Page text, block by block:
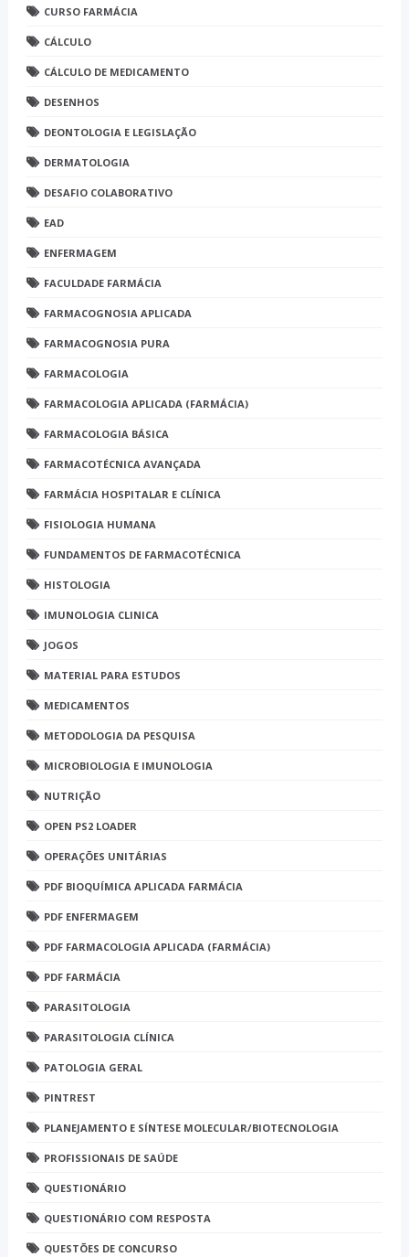
CURSO FARMÁCIA
CÁLCULO
CÁLCULO DE MEDICAMENTO
DESENHOS
DEONTOLOGIA E LEGISLAÇÃO
DERMATOLOGIA
DESAFIO COLABORATIVO
EAD
ENFERMAGEM
FACULDADE FARMÁCIA
FARMACOGNOSIA APLICADA
FARMACOGNOSIA PURA
FARMACOLOGIA
FARMACOLOGIA APLICADA (FARMÁCIA)
FARMACOLOGIA BÁSICA
FARMACOTÉCNICA AVANÇADA
FARMÁCIA HOSPITALAR E CLÍNICA
FISIOLOGIA HUMANA
FUNDAMENTOS DE FARMACOTÉCNICA
HISTOLOGIA
IMUNOLOGIA CLINICA
JOGOS
MATERIAL PARA ESTUDOS
MEDICAMENTOS
METODOLOGIA DA PESQUISA
MICROBIOLOGIA E IMUNOLOGIA
NUTRIÇÃO
OPEN PS2 LOADER
OPERAÇÕES UNITÁRIAS
PDF BIOQUÍMICA APLICADA FARMÁCIA
PDF ENFERMAGEM
PDF FARMACOLOGIA APLICADA (FARMÁCIA)
PDF FARMÁCIA
PARASITOLOGIA
PARASITOLOGIA CLÍNICA
PATOLOGIA GERAL
PINTREST
PLANEJAMENTO E SÍNTESE MOLECULAR/BIOTECNOLOGIA
PROFISSIONAIS DE SAÚDE
QUESTIONÁRIO
QUESTIONÁRIO COM RESPOSTA
QUESTÕES DE CONCURSO